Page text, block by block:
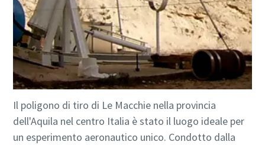
Il poligono di tiro di Le Macchie nella provincia
dell'Aquila nel centro Italia è stato il luogo ideale per
un esperimento aeronautico unico. Condotto dalla